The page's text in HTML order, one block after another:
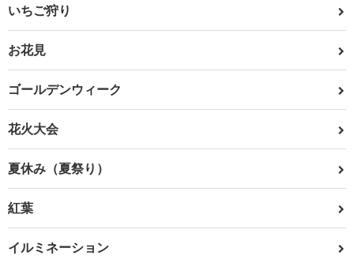
いちご狩り
お花見
ゴールデンウィーク
花火大会
夏休み（夏祭り）
紅葉
イルミネーション